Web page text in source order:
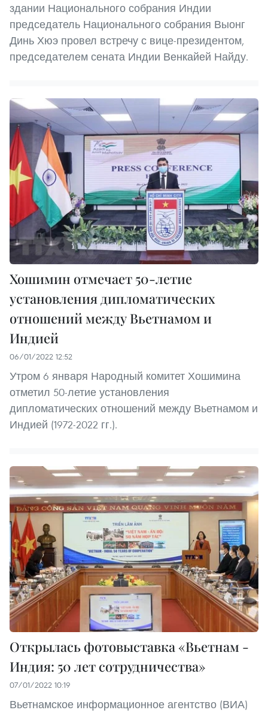
здании Национального собрания Индии
председатель Национального собрания Выонг
Динь Хюэ провел встречу с вице-президентом,
председателем сената Индии Венкайей Найду.
Хошимин отмечает 50-летие
установления дипломатических
отношений между Вьетнамом и
Индией
06/01/2022 12:52
Утром 6 января Народный комитет Хошимина
отметил 50-летие установления
дипломатических отношений между Вьетнамом и
Индией (1972-2022 гг.).
Открылась фотовыставка «Вьетнам -
Индия: 50 лет сотрудничества»
07/01/2022 10:19
Вьетнамское информационное агентство (ВИА)